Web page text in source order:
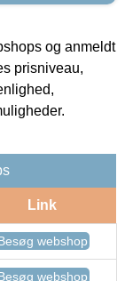
og anmeldt
prisniveau,
Link
webshop
webshop